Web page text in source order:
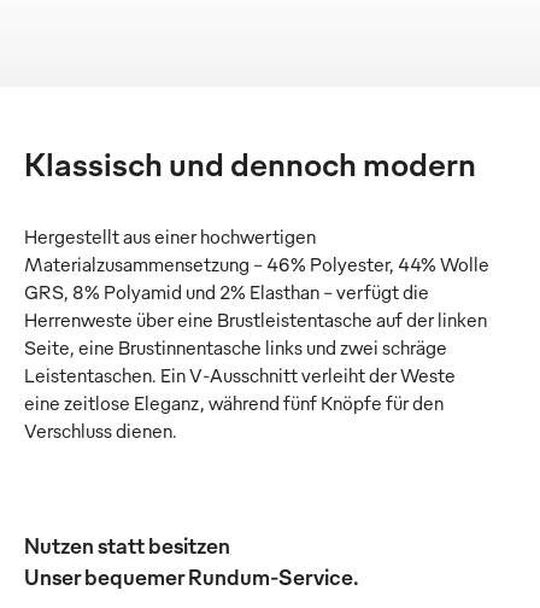
Klassisch und dennoch modern
Hergestellt aus einer hochwertigen
Materialzusammensetzung – 46% Polyester, 44% Wolle
GRS, 8% Polyamid und 2% Elasthan – verfügt die
Herrenweste über eine Brustleistentasche auf der linken
Seite, eine Brustinnentasche links und zwei schräge
Leistentaschen. Ein V-Ausschnitt verleiht der Weste
eine zeitlose Eleganz, während fünf Knöpfe für den
Verschluss dienen.
Nutzen statt besitzen
Unser bequemer Rundum-Service.